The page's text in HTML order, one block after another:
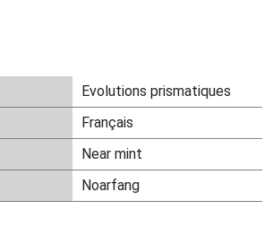
Evolutions prismatiques
Français
Near mint
Noarfang